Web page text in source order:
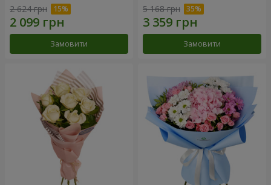
2 624 грн
Замовити
5 168 грн
Замовити